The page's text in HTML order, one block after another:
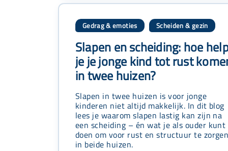
Gedrag & emoties Scheiden & gezin
Slapen en scheiding: hoe
je je jonge kind tot rust
in twee huizen?
Slapen in twee huizen is voor jonge
kinderen niet altijd makkelijk. In dit blog
lees je waarom slapen lastig kan zijn na
een scheiding – én wat je als ouder kunt
doen om voor rust en structuur te
in beide huizen.